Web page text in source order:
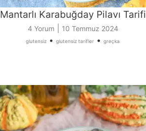
Mantarlı Karabuğday Pilavı Tarifi
4 Yorum 10 Temmuz 2024
glutensiz • glutensiz tarifler • greçka